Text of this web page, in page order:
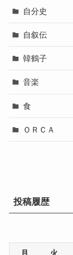
自分史
自叙伝
韓鶴子
音楽
食
ＯＲＣＡ
投稿履歴